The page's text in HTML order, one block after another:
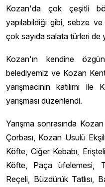
Kozan'da çok çeşitli
yapılabildiği gibi, sebze
çok sayıda salata türleri de
Kozan'ın kendine
belediyemiz ve Kozan
yarışmacının katılımı
yarışması düzenlendi.
Yarışma sonrasında
Çorbası, Kozan Usulü
Köfte, Ciğer Kebabı,
Köfte, Paça üfelemesi,
Reçeli, Büzdürük Tatlısı,